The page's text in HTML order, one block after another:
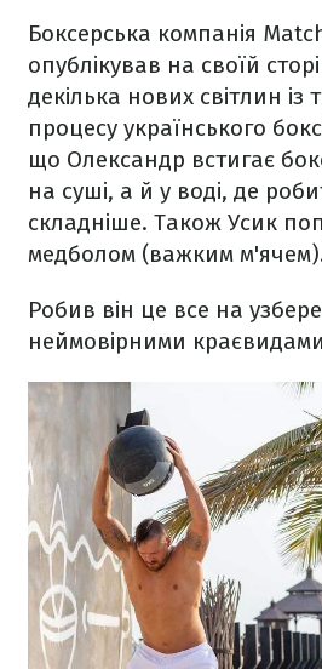
Боксерська компанія
опублікував на своїй
декілька нових світлин із
процесу українського
що Олександр встигає
на суші, а й у воді, де
складніше. Також Усик
медболом (важким
Робив він це все на
неймовірними